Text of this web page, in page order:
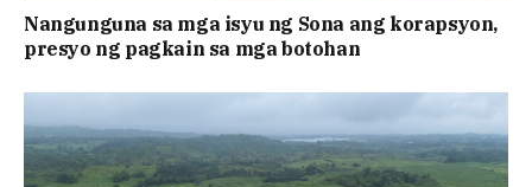
Nangunguna sa mga isyu ng Sona ang korapsyon,
presyo ng pagkain sa mga botohan